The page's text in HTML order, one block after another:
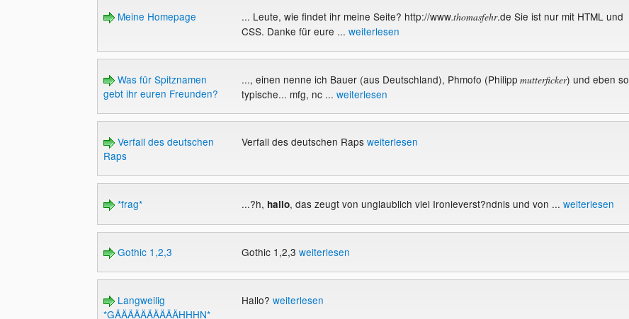
Meine Homepage ... Leute, wie findet ihr meine Seite? http://www.thomasfehr.de Sie ist nur mit HTML und
CSS. Danke für eure ... weiterlesen
Was für Spitznamen
gebt ihr euren Freunden?
..., einen nenne ich Bauer (aus Deutschland), Phmofo (Philipp mutterficker) und eben so
typische... mfg, nc ... weiterlesen
Verfall des deutschen
Raps
Verfall des deutschen Raps weiterlesen
*frag* ...?h, hallo, das zeugt von unglaublich viel Ironieverst?ndnis und von ... weiterlesen
Gothic 1,2,3 Gothic 1,2,3 weiterlesen
Langweilig
*GÄÄÄÄÄÄÄÄÄÄHHHN*
Hallo? weiterlesen